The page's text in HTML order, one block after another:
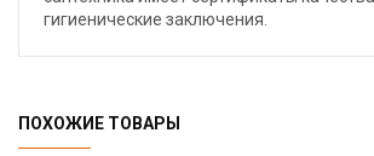
гигиенические заключения.
ПОХОЖИЕ ТОВАРЫ